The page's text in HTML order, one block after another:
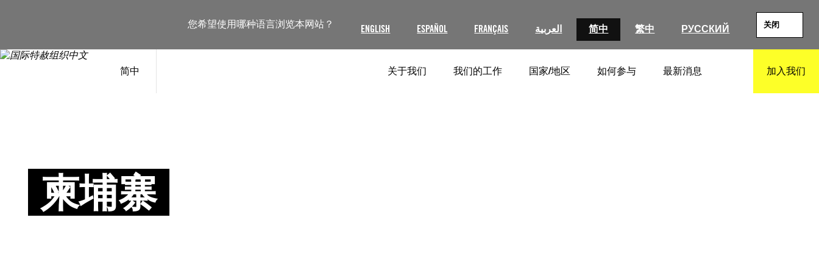
您希望使用哪种语言浏览本网站？ ENGLISH ESPAÑOL FRANÇAIS العربية 简中 繁中 РУССКИЙ 关闭
简中 关于我们 我们的工作 国家/地区 如何参与 最新消息 加入我们
柬埔寨